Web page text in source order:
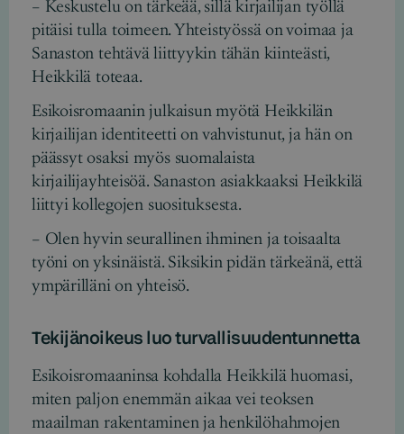
– Keskustelu on tärkeää, sillä kirjailijan työllä
pitäisi tulla toimeen. Yhteistyössä on voimaa ja
Sanaston tehtävä liittyykin tähän kiinteästi,
Heikkilä toteaa.
Esikoisromaanin julkaisun myötä Heikkilän
kirjailijan identiteetti on vahvistunut, ja hän on
päässyt osaksi myös suomalaista
kirjailijayhteisöä. Sanaston asiakkaaksi Heikkilä
liittyi kollegojen suosituksesta.
– Olen hyvin seurallinen ihminen ja toisaalta
työni on yksinäistä. Siksikin pidän tärkeänä, että
ympärilläni on yhteisö.
Tekijänoikeus luo turvallisuudentunnetta
Esikoisromaaninsa kohdalla Heikkilä huomasi,
miten paljon enemmän aikaa vei teoksen
maailman rakentaminen ja henkilöhahmojen